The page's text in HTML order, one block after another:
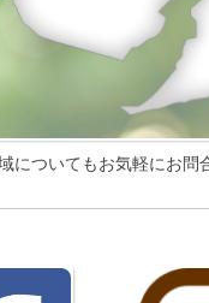
についてもお気軽にお問